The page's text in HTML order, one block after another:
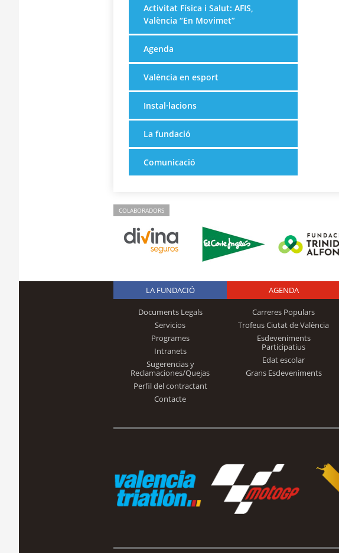
Activitat Física i Salut: AFIS,
València “En Movimet”
Agenda
València en esport
Instal·lacions
La fundació
Comunicació
COLABORADORS
Logo Fundación
Trinidad Alfonso
LA FUNDACIÓ
Documents Legals
Servicios
Programes
Intranets
Sugerencias y
Reclamaciones/Quejas
Perfil del contractant
Contacte
AGENDA
Carreres Populars
Trofeus Ciutat de València
Esdeveniments
Participatius
Edat escolar
Grans Esdeveniments